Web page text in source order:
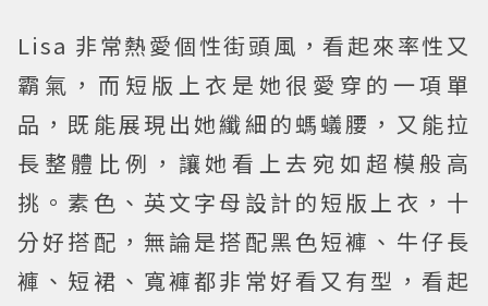
Lisa 非常熱愛個性街頭風，看起來率性又
霸氣，而短版上衣是她很愛穿的一項單
品，既能展現出她纖細的螞蟻腰，又能拉
長整體比例，讓她看上去宛如超模般高
挑。素色、英文字母設計的短版上衣，十
分好搭配，無論是搭配黑色短褲、牛仔長
褲、短裙、寬褲都非常好看又有型，看起